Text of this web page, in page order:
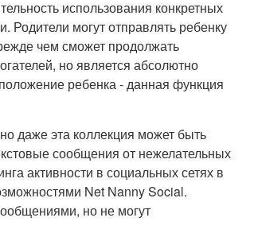
использования конкретных
могут отправлять ребенку
чем сможет продолжать
но является абсолютно
ребенка - данная функция
даже эта коллекция может быть
сообщения от нежелательных
активности в социальных сетях в
Net Nanny Social.
но не могут